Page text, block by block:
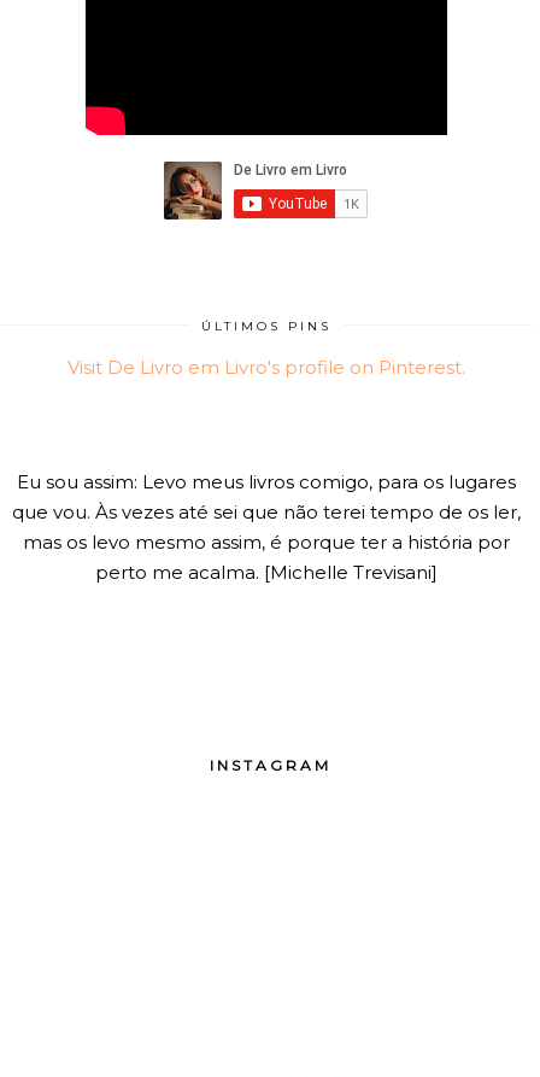
ÚLTIMOS PINS
Visit De Livro em Livro's profile on Pinterest.
Eu sou assim: Levo meus livros comigo, para os lugares
que vou. Às vezes até sei que não terei tempo de os ler,
mas os levo mesmo assim, é porque ter a história por
perto me acalma. [Michelle Trevisani]
INSTAGRAM